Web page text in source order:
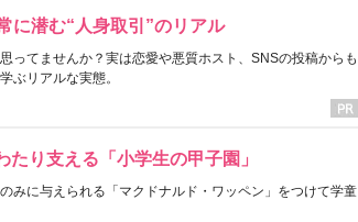
に潜む“人身取引”のリアル
ってませんか？実は恋愛や悪質ホスト、SNSの投稿からも
ぶリアルな実態。
り支える「小学生の甲子園」
みに与えられる「マクドナルド・ワッペン」をつけて学童